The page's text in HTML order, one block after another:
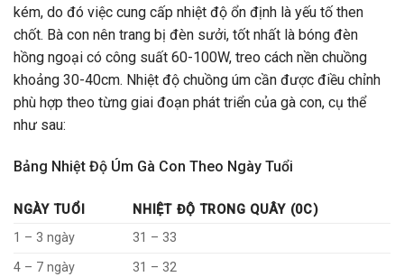
kém, do đó việc cung cấp nhiệt độ ổn định là yếu tố then
chốt. Bà con nên trang bị đèn sưởi, tốt nhất là bóng đèn
hồng ngoại có công suất 60-100W, treo cách nền chuồng
khoảng 30-40cm. Nhiệt độ chuồng úm cần được điều chỉnh
phù hợp theo từng giai đoạn phát triển của gà con, cụ thể
như sau:
Bảng Nhiệt Độ Úm Gà Con Theo Ngày Tuổi
NGÀY TUỔI
NHIỆT ĐỘ TRONG QUÂY (0C)
1 – 3 ngày
31 – 33
4 – 7 ngày
31 – 32